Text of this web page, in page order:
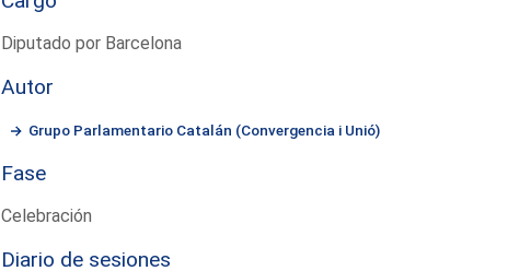
Diputado por Barcelona
Autor
Grupo Parlamentario Catalán (Convergencia i Unió)
Fase
Celebración
Diario de sesiones